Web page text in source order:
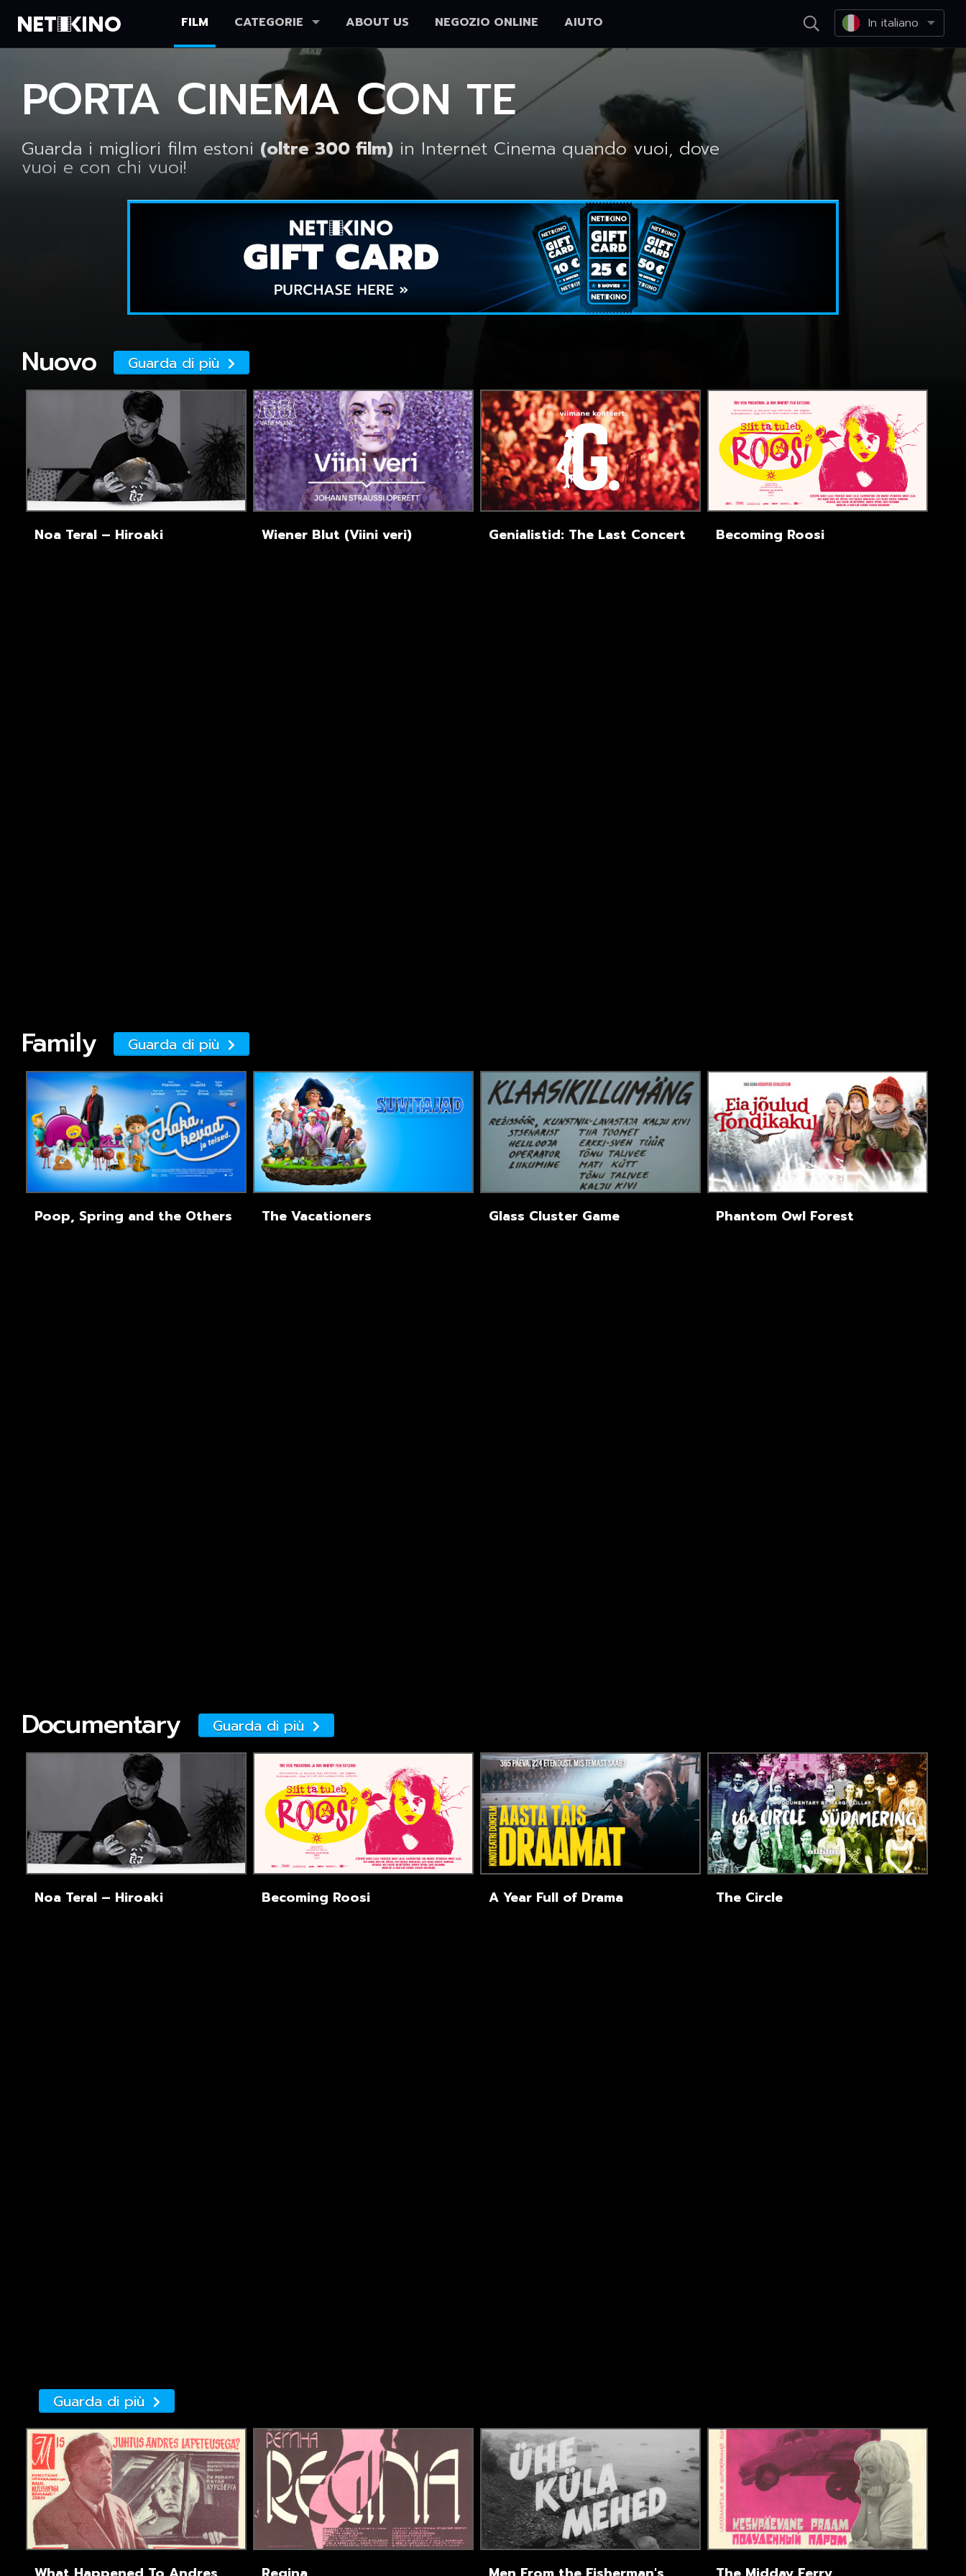
FILM CATEGORIE ABOUT US NEGOZIO ONLINE AIUTO In italiano
PORTA CINEMA CON TE
Guarda i migliori film estoni (oltre 300 film) in Internet Cinema quando vuoi, dove
vuoi e con chi vuoi!
Nuovo Guarda di più
Noa Teral – Hiroaki Wiener Blut (Viini veri) Genialistid: The Last Concert Becoming Roosi
Family Guarda di più
Poop, Spring and the Others The Vacationers Glass Cluster Game Phantom Owl Forest
Documentary Guarda di più
Noa Teral – Hiroaki Becoming Roosi A Year Full of Drama The Circle
Guarda di più